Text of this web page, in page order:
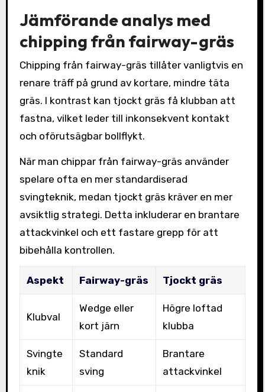
Jämförande analys med
chipping från fairway-gräs
Chipping från fairway-gräs tillåter vanligtvis en
renare träff på grund av kortare, mindre täta
gräs. I kontrast kan tjockt gräs få klubban att
fastna, vilket leder till inkonsekvent kontakt
och oförutsägbar bollflykt.
När man chippar från fairway-gräs använder
spelare ofta en mer standardiserad
svingteknik, medan tjockt gräs kräver en mer
avsiktlig strategi. Detta inkluderar en brantare
attackvinkel och ett fastare grepp för att
bibehålla kontrollen.
Aspekt Fairway-gräs Tjockt gräs
Klubval
Wedge eller
kort järn
Högre loftad
klubba
Svingte
knik
Standard
sving
Brantare
attackvinkel